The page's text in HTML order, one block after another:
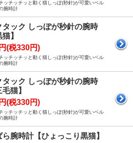
ッチッチッと動く猫しっぽ(秒針)が可愛いベル
腕時計
タック しっぽが秒針の腕時
】
(税330円)
ッチッチッと動く猫しっぽ(秒針)が可愛いベル
腕時計
タック しっぽが秒針の腕時
猫】
(税330円)
ッチッチッと動く猫しっぽ(秒針)が可愛いベル
腕時計
ら腕時計【ひょっこり黒猫】